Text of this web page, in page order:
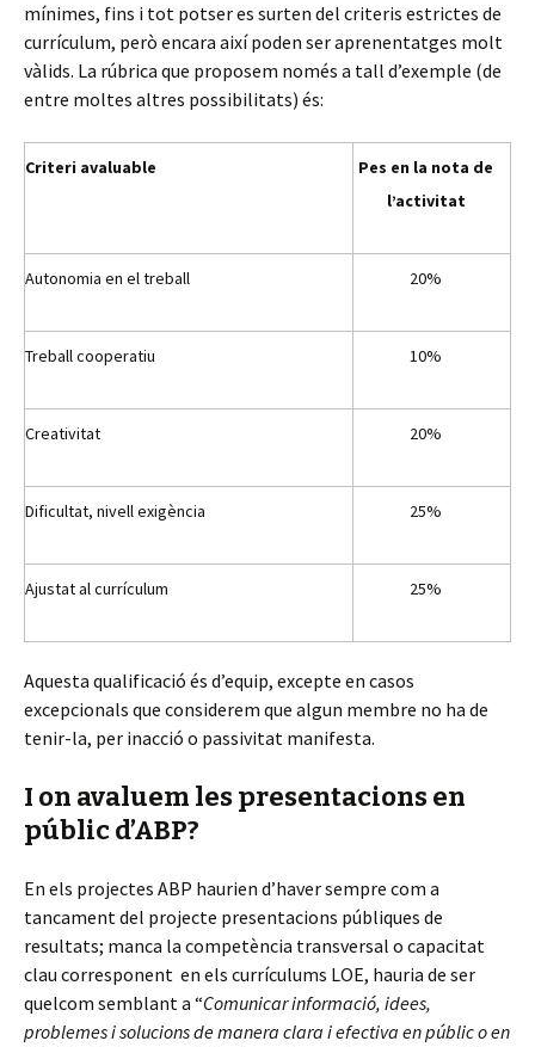
mínimes, fins i tot potser es surten del criteris estrictes de
currículum, però encara així poden ser aprenentatges molt
vàlids. La rúbrica que proposem només a tall d’exemple (de
entre moltes altres possibilitats) és:
Criteri avaluable
Pes en la nota de
l’activitat
Autonomia en el treball 20%
Treball cooperatiu 10%
Creativitat 20%
Dificultat, nivell exigència 25%
Ajustat al currículum 25%
Aquesta qualificació és d’equip, excepte en casos
excepcionals que considerem que algun membre no ha de
tenir-la, per inacció o passivitat manifesta.
I on avaluem les presentacions en
públic d’ABP?
En els projectes ABP haurien d’haver sempre com a
tancament del projecte presentacions públiques de
resultats; manca la competència transversal o capacitat
clau corresponent en els currículums LOE, hauria de ser
quelcom semblant a “Comunicar informació, idees,
problemes i solucions de manera clara i efectiva en públic o en